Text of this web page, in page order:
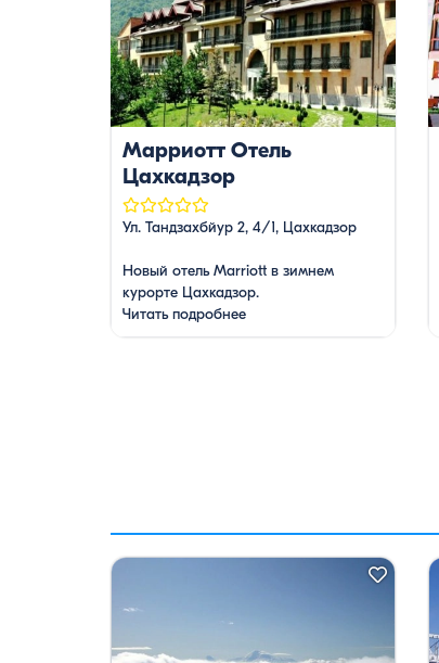
Марриотт Отель
Цахкадзор
Ул. Тандзахбйур 2, 4/1, Цахкадзор
Новый отель Marriott в зимнем
курорте Цахкадзор.
Читать подробнее